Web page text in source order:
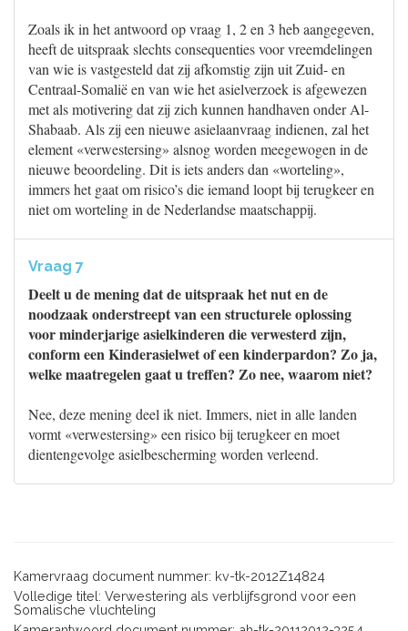
Zoals ik in het antwoord op vraag 1, 2 en 3 heb aangegeven,
heeft de uitspraak slechts consequenties voor vreemdelingen
van wie is vastgesteld dat zij afkomstig zijn uit Zuid- en
Centraal-Somalië en van wie het asielverzoek is afgewezen
met als motivering dat zij zich kunnen handhaven onder Al-
Shabaab. Als zij een nieuwe asielaanvraag indienen, zal het
element «verwestersing» alsnog worden meegewogen in de
nieuwe beoordeling. Dit is iets anders dan «worteling»,
immers het gaat om risico’s die iemand loopt bij terugkeer en
niet om worteling in de Nederlandse maatschappij.
Vraag 7
Deelt u de mening dat de uitspraak het nut en de
noodzaak onderstreept van een structurele oplossing
voor minderjarige asielkinderen die verwesterd zijn,
conform een Kinderasielwet of een kinderpardon? Zo ja,
welke maatregelen gaat u treffen? Zo nee, waarom niet?
Nee, deze mening deel ik niet. Immers, niet in alle landen
vormt «verwestersing» een risico bij terugkeer en moet
dientengevolge asielbescherming worden verleend.
Kamervraag document nummer: kv-tk-2012Z14824
Volledige titel: Verwestering als verblijfsgrond voor een
Somalische vluchteling